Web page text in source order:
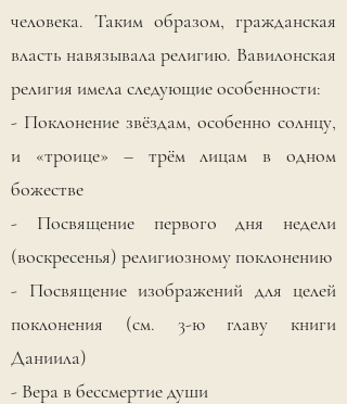
человека. Таким образом, гражданская
власть навязывала религию. Вавилонская
религия имела следующие особенности:
- Поклонение звёздам, особенно солнцу,
и «троице» – трём лицам в одном
божестве
- Посвящение первого дня недели
(воскресенья) религиозному поклонению
- Посвящение изображений для целей
поклонения (см. 3-ю главу книги
Даниила)
- Вера в бессмертие души